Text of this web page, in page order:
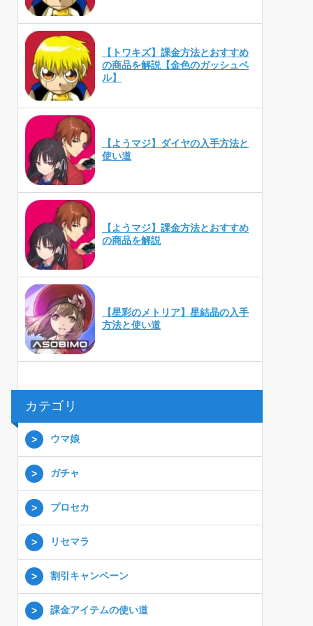
【トワキズ】課金方法とおすすめ
の商品を解説【金色のガッシュベ
ル】
【ようマジ】ダイヤの入手方法と
使い道
【ようマジ】課金方法とおすすめ
の商品を解説
【星彩のメトリア】星結晶の入手
方法と使い道
カテゴリ
ウマ娘
ガチャ
プロセカ
リセマラ
割引キャンペーン
課金アイテムの使い道